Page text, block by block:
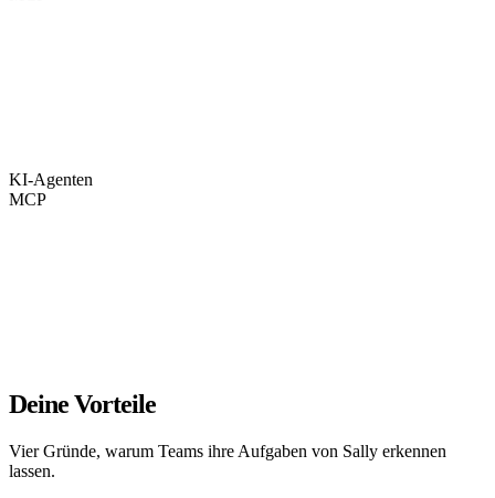
KI-Agenten
MCP
Deine Vorteile
Vier Gründe, warum Teams ihre Aufgaben von Sally erkennen
lassen.